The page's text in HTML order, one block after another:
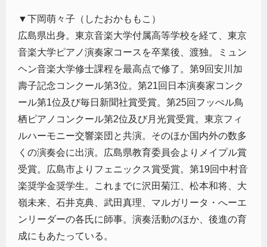
▼下岡萌々子（したおかももこ）
広島県出身。東京音楽大学付属高等学校を経て、東京
音楽大学ピアノ演奏家コースを卒業後、渡独。ミュン
ヘン音楽大学修士課程を最高点で修了。第9回安川加
壽子記念コンクール第3位。第21回日本演奏家コンク
ール第1位及び毎日新聞社賞受賞。第25回フッぺル鳥
栖ピアノコンクール第2位及び月光賞受賞。東京フィ
ルハーモニー交響楽団と共演。そのほか国内外の数多
くの演奏会に出演。広島県教育委員会よりメイプル賞
受賞。広島市よりフェニックス賞受賞。第19回中村音
楽奨学金奨学生。これまでに沢田菊江、松本和将、大
嶺未来、石井克典、武田真理、マルガリータ・へーエ
ンリーダーの各氏に師事。演奏活動のほか、後進の育
成にもあたっている。